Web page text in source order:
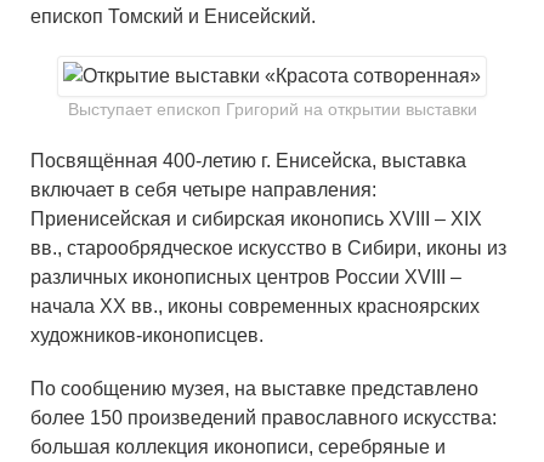
епископ Томский и Енисейский.
Выступает епископ Григорий на открытии выставки
Посвящённая 400-летию г. Енисейска, выставка
включает в себя четыре направления:
Приенисейская и сибирская иконопись XVIII – XIX
вв., старообрядческое искусство в Сибири, иконы из
различных иконописных центров России XVIII –
начала XX вв., иконы современных красноярских
художников-иконописцев.
По сообщению музея, на выставке представлено
более 150 произведений православного искусства:
большая коллекция иконописи, серебряные и